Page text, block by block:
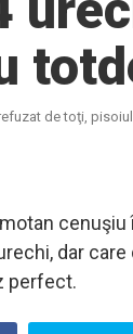
de toţi,
cenuşiu
dar
perfect.